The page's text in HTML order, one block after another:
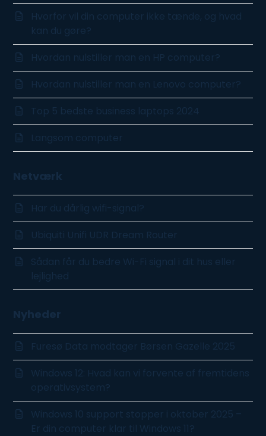
Hvorfor vil din computer ikke tænde, og hvad
kan du gøre?
Hvordan nulstiller man en HP computer?
Hvordan nulstiller man en Lenovo computer?
Top 5 bedste business laptops 2024
Langsom computer
Netværk
Har du dårlig wifi-signal?
Ubiquiti Unifi UDR Dream Router
Sådan får du bedre Wi-Fi signal i dit hus eller
lejlighed
Nyheder
Furesø Data modtager Børsen Gazelle 2025
Windows 12: Hvad kan vi forvente af fremtidens
operativsystem?
Windows 10 support stopper i oktober 2025 –
Er din computer klar til Windows 11?